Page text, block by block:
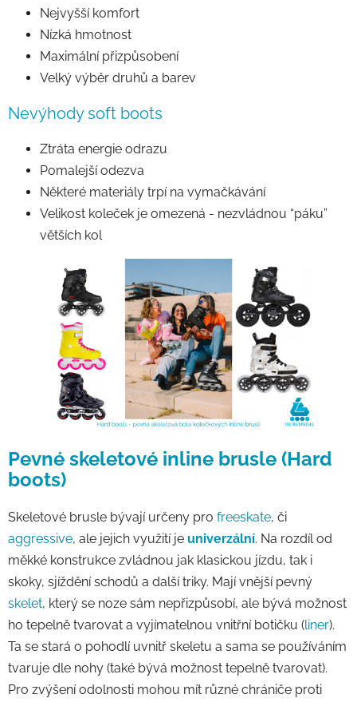
Nejvyšší komfort
Nízká hmotnost
Maximální přizpůsobení
Velký výběr druhů a barev
Nevýhody soft boots
Ztráta energie odrazu
Pomalejší odezva
Některé materiály trpí na vymačkávání
Velikost koleček je omezená - nezvládnou “páku”
větších kol
Pevné skeletové inline brusle (Hard
boots)
Skeletové brusle bývají určeny pro freeskate, či
aggressive, ale jejich využití je univerzální. Na rozdíl od
měkké konstrukce zvládnou jak klasickou jízdu, tak i
skoky, sjíždění schodů a další triky. Mají vnější pevný
skelet, který se noze sám nepřizpůsobí, ale bývá možnost
ho tepelně tvarovat a vyjímatelnou vnitřní botičku (liner).
Ta se stará o pohodlí uvnitř skeletu a sama se používáním
tvaruje dle nohy (také bývá možnost tepelně tvarovat).
Pro zvýšení odolnosti mohou mít různé chrániče proti